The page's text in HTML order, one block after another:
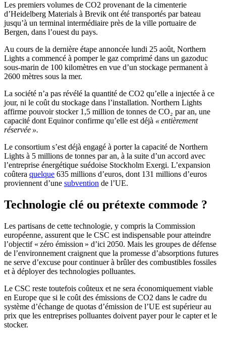
Les premiers volumes de CO2 provenant de la cimenterie
d’Heidelberg Materials à Brevik ont été transportés par bateau
jusqu’à un terminal intermédiaire près de la ville portuaire de
Bergen, dans l’ouest du pays.
Au cours de la dernière étape annoncée lundi 25 août, Northern
Lights a commencé à pomper le gaz comprimé dans un gazoduc
sous-marin de 100 kilomètres en vue d’un stockage permanent à
2600 mètres sous la mer.
La société n’a pas révélé la quantité de CO2 qu’elle a injectée à ce
jour, ni le coût du stockage dans l’installation. Northern Lights
affirme pouvoir stocker 1,5 million de tonnes de CO₂ par an, une
capacité dont Equinor confirme qu’elle est déjà « entièrement
réservée ».
Le consortium s’est déjà engagé à porter la capacité de Northern
Lights à 5 millions de tonnes par an, à la suite d’un accord avec
l’entreprise énergétique suédoise Stockholm Exergi. L’expansion
coûtera quelque 635 millions d’euros, dont 131 millions d’euros
proviennent d’une subvention de l’UE.
Technologie clé ou prétexte commode ?
Les partisans de cette technologie, y compris la Commission
européenne, assurent que le CSC est indispensable pour atteindre
l’objectif « zéro émission » d’ici 2050. Mais les groupes de défense
de l’environnement craignent que la promesse d’absorptions futures
ne serve d’excuse pour continuer à brûler des combustibles fossiles
et à déployer des technologies polluantes.
Le CSC reste toutefois coûteux et ne sera économiquement viable
en Europe que si le coût des émissions de CO2 dans le cadre du
système d’échange de quotas d’émission de l’UE est supérieur au
prix que les entreprises polluantes doivent payer pour le capter et le
stocker.